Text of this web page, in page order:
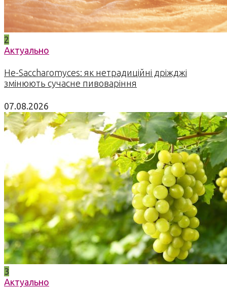
2
Актуально
Не-Saccharomyces: як нетрадиційні дріжджі
змінюють сучасне пивоваріння
07.08.2026
3
Актуально